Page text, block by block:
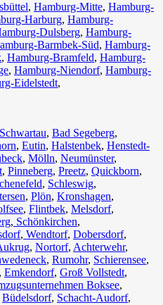
, Hamburg-Mitte, Hamburg-
Harburg, Hamburg-
Dulsberg, Hamburg-
Barmbek-Süd, Hamburg-
, Hamburg-Bramfeld, Hamburg-
, Hamburg-Niendorf, Hamburg-
Eidelstedt,
, Bad Segeberg,
, Eutin, Halstenbek, Henstedt-
, Mölln, Neumünster,
, Pinneberg, Preetz, Quickborn,
, Schleswig,
, Plön, Kronshagen,
, Flintbek, Melsdorf,
, Schönkirchen,
, Wendtorf, Dobersdorf,
, Nortorf, Achterwehr,
, Rumohr, Schierensee,
Emkendorf, Groß Vollstedt,
Boksee,
Büdelsdorf, Schacht-Audorf,